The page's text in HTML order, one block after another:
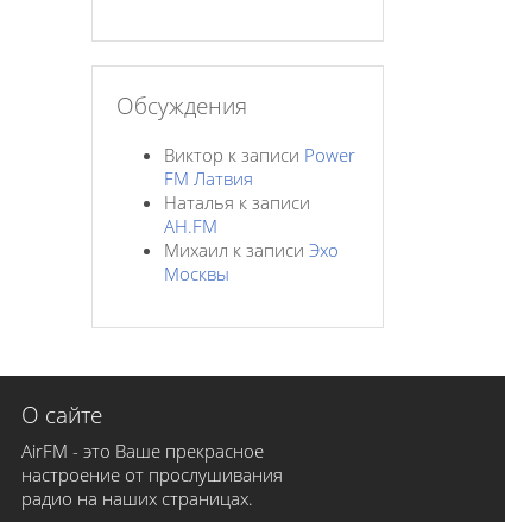
Обсуждения
Виктор к записи Power
FM Латвия
Наталья к записи
AH.FM
Михаил к записи Эхо
Москвы
О сайте
AirFM - это Ваше прекрасное
настроение от прослушивания
радио на наших страницах.